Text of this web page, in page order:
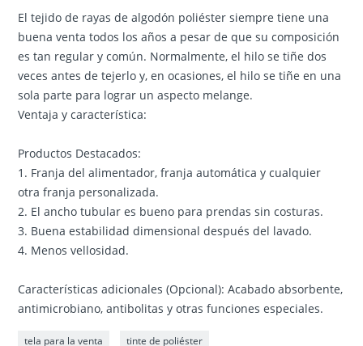
El tejido de rayas de algodón poliéster siempre tiene una
buena venta todos los años a pesar de que su composición
es tan regular y común. Normalmente, el hilo se tiñe dos
veces antes de tejerlo y, en ocasiones, el hilo se tiñe en una
sola parte para lograr un aspecto melange.
Ventaja y característica:
Productos Destacados:
1. Franja del alimentador, franja automática y cualquier
otra franja personalizada.
2. El ancho tubular es bueno para prendas sin costuras.
3. Buena estabilidad dimensional después del lavado.
4. Menos vellosidad.
Características adicionales (Opcional): Acabado absorbente,
antimicrobiano, antibolitas y otras funciones especiales.
tela para la venta tinte de poliéster